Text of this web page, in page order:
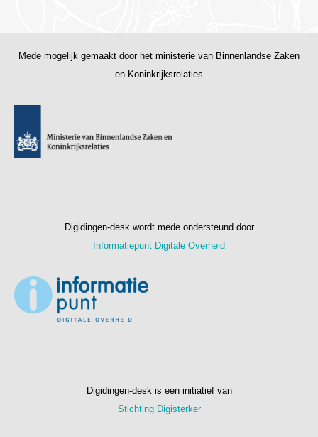
Mede mogelijk gemaakt door het ministerie van Binnenlandse Zaken
en Koninkrijksrelaties
Digidingen-desk wordt mede ondersteund door
Informatiepunt Digitale Overheid
Digidingen-desk is een initiatief van
Stichting Digisterker